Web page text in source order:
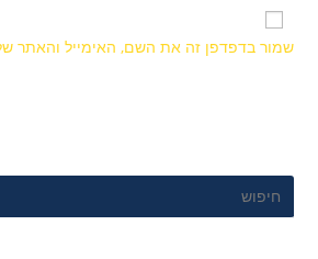
שמור בדפדפן זה את השם, האימייל והאתר